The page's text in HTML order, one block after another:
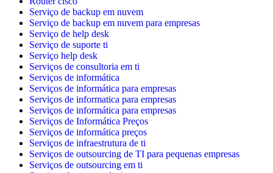
Serviço de backup em nuvem
Serviço de backup em nuvem para empresas
Serviço de help desk
Serviço de suporte ti
Serviço help desk
Serviços de consultoria em ti
Serviços de informática
Serviços de informática para empresas
Serviços de informatica para empresas
Serviços de informática para empresas
Serviços de Informática Preços
Serviços de informática preços
Serviços de infraestrutura de ti
Serviços de outsourcing de TI para pequenas empresas
Serviços de outsourcing em ti